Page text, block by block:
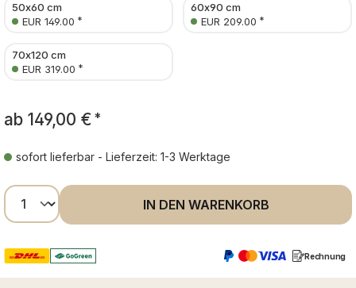
50x60 cm
EUR 149.00 *
60x90 cm
EUR 209.00 *
70x120 cm
EUR 319.00 *
ab 149,00 € *
sofort lieferbar - Lieferzeit: 1-3 Werktage
Produkt Anzahl: Gib den gewünschten
IN DEN WARENKORB
Rechnung